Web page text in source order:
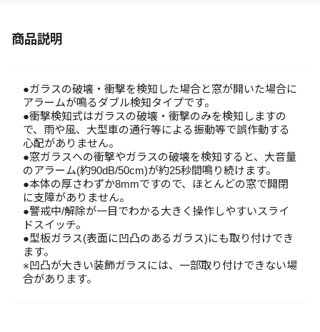
商品説明
●ガラスの破壊・衝撃を検知した場合と窓が開いた場合に
アラームが鳴るダブル検知タイプです。
●衝撃検知式はガラスの破壊・衝撃のみを検知しますの
で、雨や風、大型車の通行等による振動等で誤作動する
心配がありません。
●窓ガラスへの衝撃やガラスの破壊を検知すると、大音量
のアラーム(約90dB/50cm)が約25秒間鳴り続けます。
●本体の厚さわずか8mmですので、ほとんどの窓で開閉
に支障がありません。
●警戒中/解除が一目でわかる大きく操作しやすいスライ
ドスイッチ。
●型板ガラス(表面に凹凸のあるガラス)にも取り付けでき
ます。
※凹凸が大きい装飾ガラスには、一部取り付けできない場
合があります。